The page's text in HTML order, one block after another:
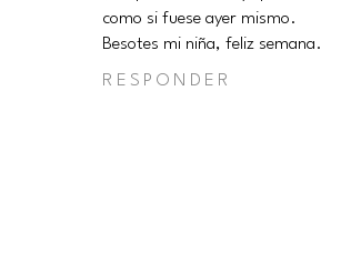
como si fuese ayer mismo.
Besotes mi niña, feliz semana.
RESPONDER